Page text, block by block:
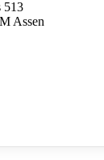
513
Assen